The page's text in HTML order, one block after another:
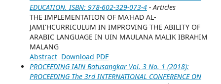
EDUCATION. ISBN: 978-602-329-073-4 - Articles
THE IMPLEMENTATION OF MA'HAD AL-
JAMI'HCURRICULUM IN IMPROVING THE ABILITY OF
ARABIC LANGUAGE IN UIN MAULANA MALIK IBRAHIM
MALANG
Abstract Download PDF
PROCEEDING IAIN Batusangkar Vol. 3 No. 1 (2018):
PROCEEDING The 3rd INTERNATIONAL CONFERENCE ON